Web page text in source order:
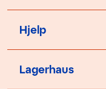
Hjelp
Lagerhaus